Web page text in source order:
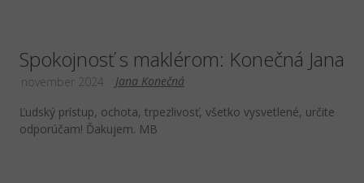
Spokojnosť s maklérom: Konečná Jana
Jana Konečná
november 2024
Ľudský prístup, ochota, trpezlivosť, všetko vysvetlené, určite
odporúčam! Ďakujem. MB